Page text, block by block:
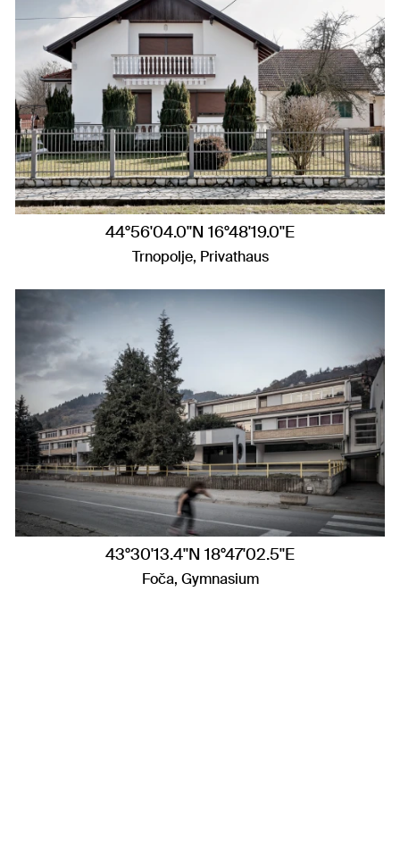
44°56'04.0"N 16°48'19.0"E
Trnopolje, Privathaus
43°30'13.4"N 18°47'02.5"E
Foča, Gymnasium